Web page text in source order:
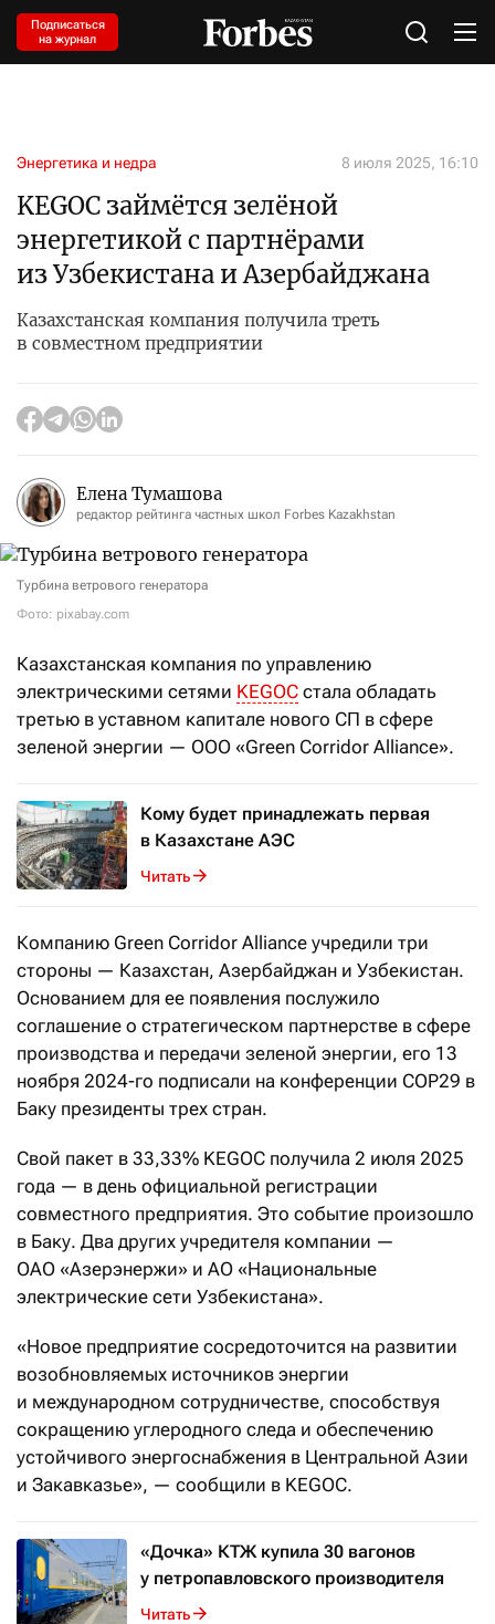
Подписаться
на журнал
Энергетика и недра 8 июля 2025, 16:10
KEGOC займётся зелёной
энергетикой с партнёрами
из Узбекистана и Азербайджана
Казахстанская компания получила треть
в совместном предприятии
Елена Тумашова
редактор рейтинга частных школ Forbes Kazakhstan
Турбина ветрового генератора
Фото: pixabay.com
Казахстанская компания по управлению
электрическими сетями KEGOC стала обладать
третью в уставном капитале нового СП в сфере
зеленой энергии — ООО «Green Corridor Alliance».
Кому будет принадлежать первая
в Казахстане АЭС
Читать
Компанию Green Corridor Alliance учредили три
стороны — Казахстан, Азербайджан и Узбекистан.
Основанием для ее появления послужило
соглашение о стратегическом партнерстве в сфере
производства и передачи зеленой энергии, его 13
ноября 2024-го подписали на конференции СОР29 в
Баку президенты трех стран.
Свой пакет в 33,33% KEGOC получила 2 июля 2025
года — в день официальной регистрации
совместного предприятия. Это событие произошло
в Баку. Два других учредителя компании —
ОАО «Азерэнержи» и АО «Национальные
электрические сети Узбекистана».
«Новое предприятие сосредоточится на развитии
возобновляемых источников энергии
и международном сотрудничестве, способствуя
сокращению углеродного следа и обеспечению
устойчивого энергоснабжения в Центральной Азии
и Закавказье», — сообщили в KEGOC.
«Дочка» КТЖ купила 30 вагонов
у петропавловского производителя
Читать